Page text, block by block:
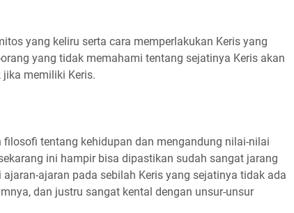
yang keliru serta cara memperlakukan Keris yang
yang tidak memahami tentang sejatinya Keris akan
memiliki Keris.
filosofi tentang kehidupan dan mengandung nilai-nilai
ini hampir bisa dipastikan sudah sangat jarang
ajaran pada sebilah Keris yang sejatinya tidak ada
dan justru sangat kental dengan unsur-unsur